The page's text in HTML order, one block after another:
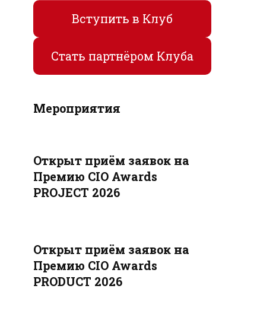
Вступить в Клуб
Стать партнёром Клуба
Мероприятия
Открыт приём заявок на
Премию CIO Awards
PROJECT 2026
Открыт приём заявок на
Премию CIO Awards
PRODUCT 2026